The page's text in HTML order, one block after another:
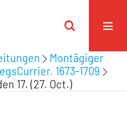
Montägiger
1673-1709
17. (27. Oct.)